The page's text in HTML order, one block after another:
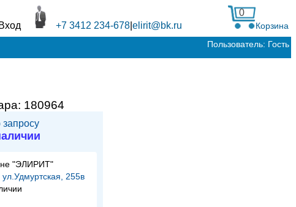
Вход +7 3412 234-678 elirit@bk.ru
0
Корзина
Пользователь: Гость
180964
запросу
"ЭЛИРИТ"
ул.Удмуртская, 255в